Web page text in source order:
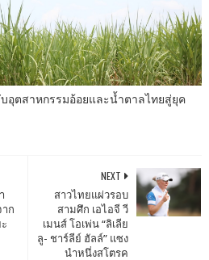
อุตสาหกรรมอ้อยและน้ำตาลไทยสู่ยุค
NEXT
สาวไทยแผ่วรอบ
สามศึก เอไอจี วี
เมนส์ โอเพ่น “ลิเลีย
ลู- ชาร์ลีย์ ฮัลล์” แซง
นำหนึ่งสโตรค
าก